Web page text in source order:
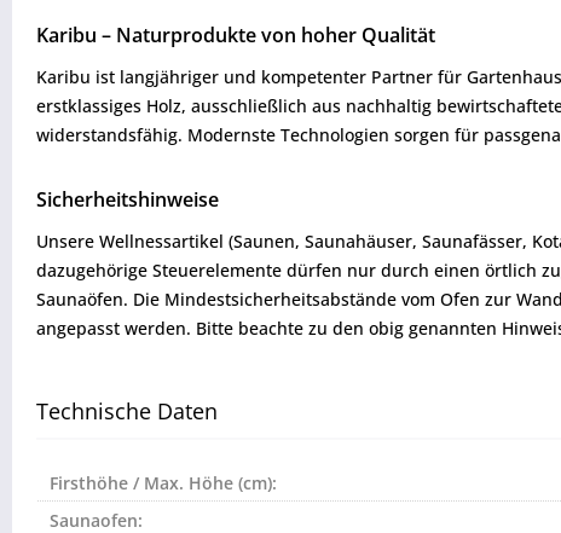
Karibu – Naturprodukte von hoher Qualität
Karibu ist langjähriger und kompetenter Partner für
erstklassiges Holz, ausschließlich aus nachhaltig
widerstandsfähig. Modernste Technologien sorgen für
Sicherheitshinweise
Unsere Wellnessartikel (Saunen, Saunahäuser, Saunafässer,
dazugehörige Steuerelemente dürfen nur durch einen örtlich
Saunaöfen. Die Mindestsicherheitsabstände vom Ofen zur
angepasst werden. Bitte beachte zu den obig genannten
Technische Daten
Firsthöhe / Max. Höhe (cm):
Saunaofen: